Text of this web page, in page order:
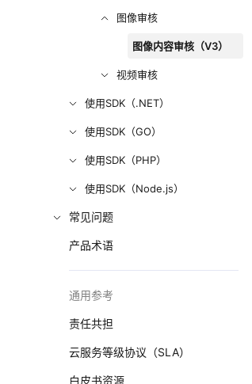
图像审核
图像内容审核（V3）
视频审核
使用SDK（.NET）
使用SDK（GO）
使用SDK（PHP）
使用SDK（Node.js）
常见问题
产品术语
通用参考
责任共担
云服务等级协议（SLA）
白皮书资源